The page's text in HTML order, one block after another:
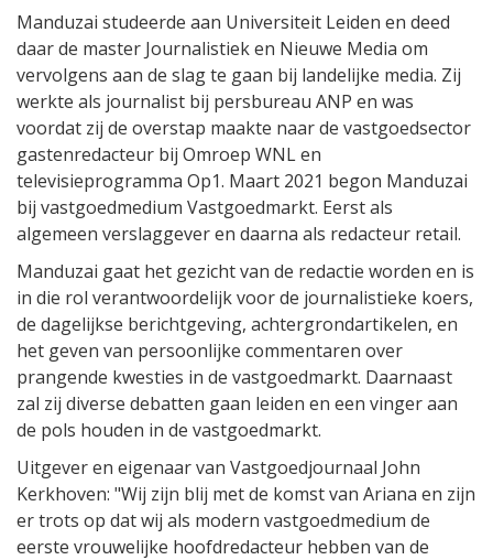
Manduzai studeerde aan Universiteit Leiden en deed
daar de master Journalistiek en Nieuwe Media om
vervolgens aan de slag te gaan bij landelijke media. Zij
werkte als journalist bij persbureau ANP en was
voordat zij de overstap maakte naar de vastgoedsector
gastenredacteur bij Omroep WNL en
televisieprogramma Op1. Maart 2021 begon Manduzai
bij vastgoedmedium Vastgoedmarkt. Eerst als
algemeen verslaggever en daarna als redacteur retail.
Manduzai gaat het gezicht van de redactie worden en is
in die rol verantwoordelijk voor de journalistieke koers,
de dagelijkse berichtgeving, achtergrondartikelen, en
het geven van persoonlijke commentaren over
prangende kwesties in de vastgoedmarkt. Daarnaast
zal zij diverse debatten gaan leiden en een vinger aan
de pols houden in de vastgoedmarkt.
Uitgever en eigenaar van Vastgoedjournaal John
Kerkhoven: "Wij zijn blij met de komst van Ariana en zijn
er trots op dat wij als modern vastgoedmedium de
eerste vrouwelijke hoofdredacteur hebben van de